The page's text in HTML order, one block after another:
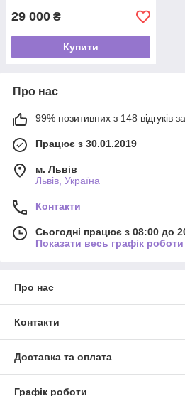
29 000 ₴
Купити
Про нас
99% позитивних з 148 відгуків
Працює з 30.01.2019
м. Львів
Львів, Україна
Контакти
Сьогодні працює з 08:00 до
Показати весь графік роботи
Про нас
Контакти
Доставка та оплата
Графік роботи